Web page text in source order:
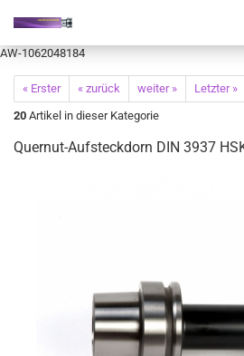
AW-1062048184
« Erster « zurück weiter »
Letzter »
20 Artikel in dieser Kategorie
Quernut-Aufsteckdorn DIN 3937